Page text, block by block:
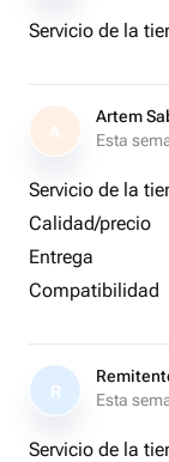
Servicio de la
A
Artem
Esta
Servicio de la
Calidad/precio
Entrega
Compatibilidad
R
Esta
Servicio de la